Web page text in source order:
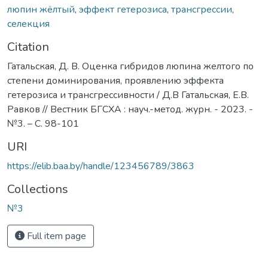
люпин жёлтый, эффект гетерозиса, трансгрессии,
селекция
Citation
Гатальская, Д. В. Оценка гибридов люпина желтого по
степени доминирования, проявлению эффекта
гетерозиса и трансгрессивности / Д.В Гатальская, Е.В.
Равков // Вестник БГСХА : науч.-метод. журн. - 2023. -
№3. – С. 98-101
URI
https://elib.baa.by/handle/123456789/3863
Collections
№3
Full item page